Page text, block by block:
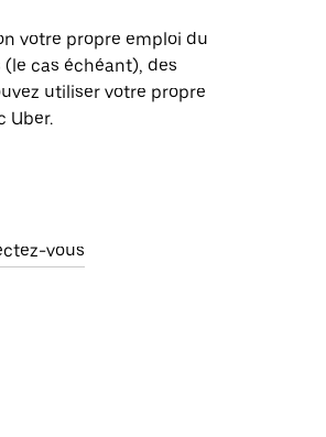
votre propre emploi du
cas échéant), des
utiliser votre propre
Uber.
vous